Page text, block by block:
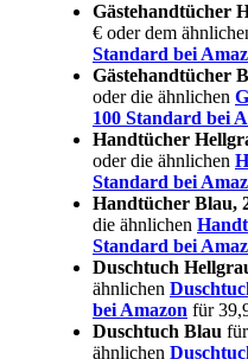
Gästehandtücher
€ oder dem
Standard bei
Gästehandtücher
oder die ähnlichen
100 Standard bei
Handtücher
oder die ähnlichen
Standard bei
Handtücher Blau,
die ähnlichen
Standard bei
Duschtuch
ähnlichen
bei Amazon für
Duschtuch Blau
ähnlichen